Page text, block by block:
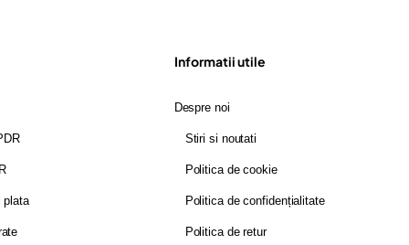
plata
Informatii utile
Despre noi
Stiri si noutati
Politica de cookie
Politica de confidențialitate
Politica de retur